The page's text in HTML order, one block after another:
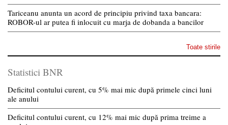
Tariceanu anunta un acord de principiu privind taxa bancara:
ROBOR-ul ar putea fi inlocuit cu marja de dobanda a bancilor
Toate stirile
Statistici BNR
Deficitul contului curent, cu 5% mai mic după primele cinci luni
ale anului
Deficitul contului curent, cu 12% mai mic după prima treime a